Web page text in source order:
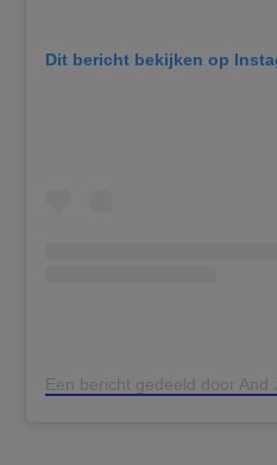
Dit bericht bekijken op